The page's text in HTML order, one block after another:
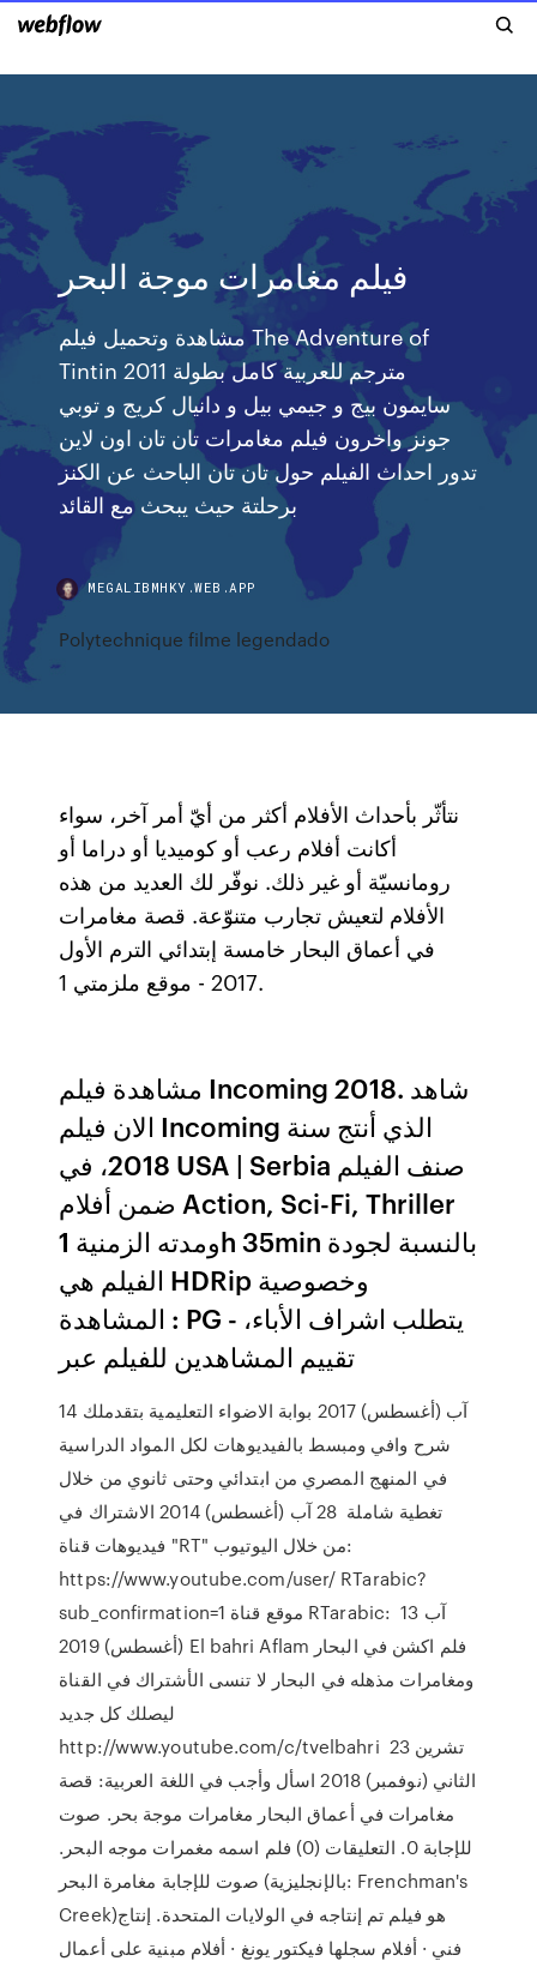
فيلم مغامرات موجة البحر
مشاهدة وتحميل فيلم The Adventure of
Tintin 2011 مترجم للعربية كامل بطولة
سايمون بيج و جيمي بيل و دانيال كريج و توبي
جونز واخرون فيلم مغامرات تان تان اون لاين
تدور احداث الفيلم حول تان تان الباحث عن الكنز
برحلتة حيث يبحث مع القائد
MEGALIBMHKY.WEB.APP
Polytechnique filme legendado
نتأثّر بأحداث الأفلام أكثر من أيّ أمر آخر، سواء
أكانت أفلام رعب أو كوميديا أو دراما أو
رومانسيّة أو غير ذلك. نوفّر لك العديد من هذه
الأفلام لتعيش تجارب متنوّعة. قصة مغامرات
في أعماق البحار خامسة إبتدائي الترم الأول
2017 - موقع ملزمتي 1.
مشاهدة فيلم Incoming 2018. شاهد
الان فيلم Incoming الذي أنتج سنة
2018، في USA | Serbia صنف الفيلم
ضمن أفلام Action, Sci-Fi, Thriller
ومدته الزمنية 1h 35min بالنسبة لجودة
الفيلم هي HDRip وخصوصية
المشاهدة : PG - يتطلب اشراف الأباء،
تقييم المشاهدين للفيلم عبر
14 آب (أغسطس) 2017 بوابة الاضواء التعليمية بتقدملك
شرح وافي ومبسط بالفيديوهات لكل المواد الدراسية
في المنهج المصري من ابتدائي وحتى ثانوي من خلال
تغطية شاملة 28 آب (أغسطس) 2014 الاشتراك في
فيديوهات قناة "RT" من خلال اليوتيوب:
https://www.youtube.com/user/ RTarabic?
sub_confirmation=1 موقع قناة RTarabic: 13 آب
(أغسطس) 2019 El bahri Aflam فلم اكشن في البحار
ومغامرات مذهله في البحار لا تنسى الأشتراك في القناة
ليصلك كل جديد
http://www.youtube.com/c/tvelbahri 23 تشرين
الثاني (نوفمبر) 2018 اسأل وأجب في اللغة العربية: قصة
مغامرات في أعماق البحار مغامرات موجة بحر. صوت
للإجابة 0. التعليقات (0) فلم اسمه مغمرات موجه البحر.
صوت للإجابة مغامرة البحر (بالإنجليزية: Frenchman's
Creek)‏ هو فيلم تم إنتاجه في الولايات المتحدة. إنتاج
فني · أفلام سجلها فيكتور يونغ · أفلام مبنية على أعمال